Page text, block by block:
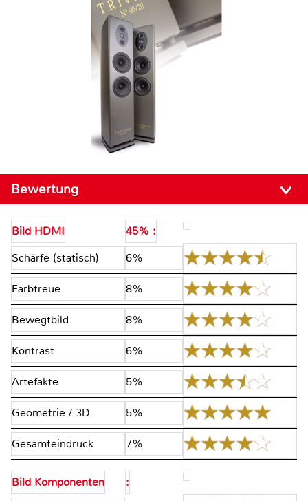
Bewertung
Bild HDMI
45% :
Schärfe (statisch)
6%
Farbtreue 8%
Bewegtbild 8%
Kontrast 6%
Artefakte 5%
Geometrie / 3D 5%
Gesamteindruck 7%
Bild Komponenten
: